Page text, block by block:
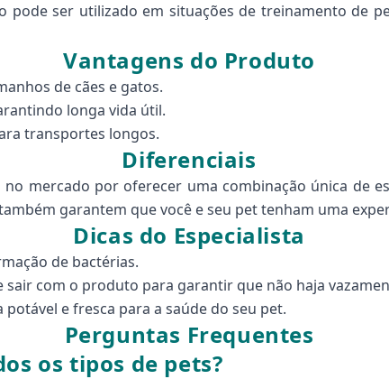
pode ser utilizado em situações de treinamento de
Vantagens do Produto
de cães e gatos.
longa vida útil.
transportes longos.
Diferenciais
mercado por oferecer uma combinação única de
garantem que você e seu pet tenham uma
Dicas do Especialista
de bactérias.
com o produto para garantir que não haja
e fresca para a saúde do seu pet.
Perguntas Frequentes
os tipos de pets?